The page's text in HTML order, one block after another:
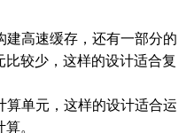
建高速缓存，还有一部分的
较少，这样的设计适合复
算单元，这样的设计适合运
。